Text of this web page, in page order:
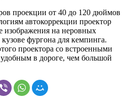
проекции от 40 до 120 дюймов
автокоррекции проектор
изображения на неровных
фургона для кемпинга.
проектора со встроенными
удобным в дороге, чем большой